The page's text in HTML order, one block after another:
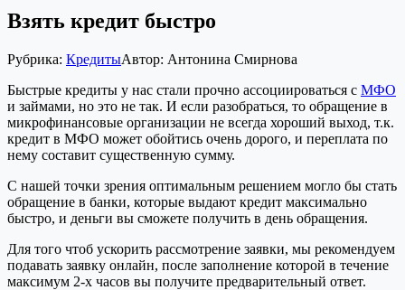
Взять кредит быстро
Рубрика: КредитыАвтор: Антонина Смирнова
Быстрые кредиты у нас стали прочно ассоциироваться с МФО
и займами, но это не так. И если разобраться, то обращение в
микрофинансовые организации не всегда хороший выход, т.к.
кредит в МФО может обойтись очень дорого, и переплата по
нему составит существенную сумму.
С нашей точки зрения оптимальным решением могло бы стать
обращение в банки, которые выдают кредит максимально
быстро, и деньги вы сможете получить в день обращения.
Для того чтоб ускорить рассмотрение заявки, мы рекомендуем
подавать заявку онлайн, после заполнение которой в течение
максимум 2-х часов вы получите предварительный ответ.